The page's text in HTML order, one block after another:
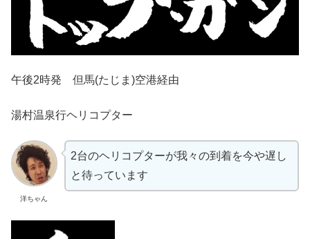
午後2時発 但馬(たじま)空港経由
湯村温泉行ヘリコプター
洋ちゃん
2台のヘリコプターが我々の到着を今や遅し
と待っています